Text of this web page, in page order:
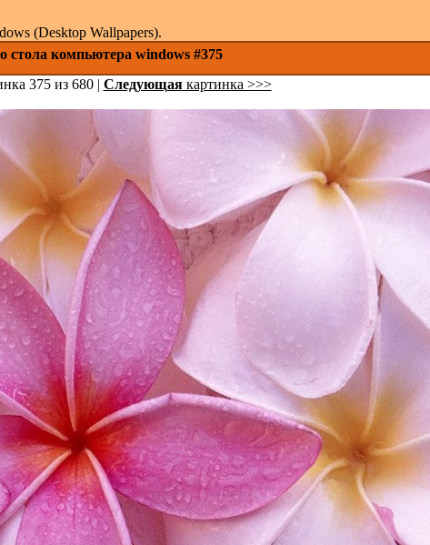
(Desktop Wallpapers).
стола компьютера windows #375
375 из 680 | Следующаякартинка >>>